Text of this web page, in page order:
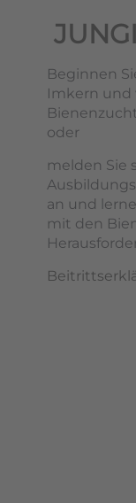
Beginnen
Imkern und
oder
melden Sie
an und
mit den